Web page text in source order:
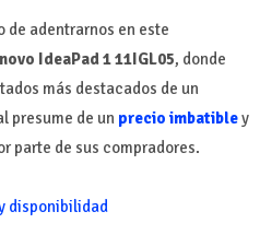
de adentrarnos en este
IdeaPad 1 11IGL05, donde
más destacados de un
presume de un precio imbatibley
parte de sus compradores.
disponibilidad